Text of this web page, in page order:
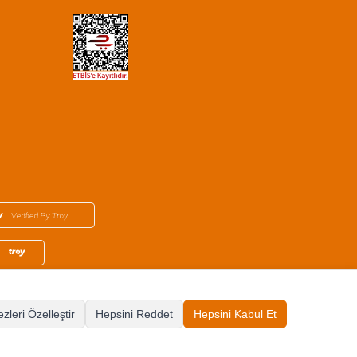
Özelleştir Hepsini Reddet Hepsini Kabul Et